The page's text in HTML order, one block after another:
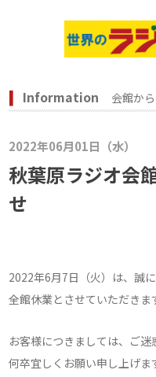
Information 会館か
2022年06月01日（水）
秋葉原ラジオ会
せ
2022年6月7日（火）は、誠
全館休業とさせていただきま
お客様につきましては、ご迷
何卒宜しくお願い申し上げま